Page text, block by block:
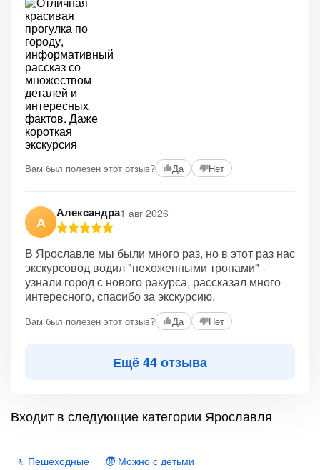
Вам был полезен этот отзыв? Да Нет
А
Александра1 авг 2026
В Ярославле мы были много раз, но в этот раз нас
экскурсовод водил "нехоженными тропами" -
узнали город с нового ракурса, рассказал много
интересного, спасибо за экскурсию.
Вам был полезен этот отзыв? Да Нет
Ещё 44 отзыва
Входит в следующие категории Ярославля
🚶 Пешеходные
🧒 Можно с детьми